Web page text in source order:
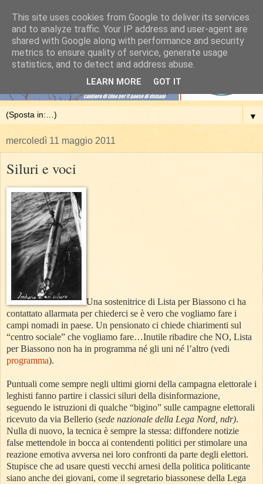
▼
mercoledì 11 maggio 2011
Siluri e voci
Una sostenitrice di Lista per Biassono ci ha
contattato allarmata per chiederci se è vero che vogliamo fare i
campi nomadi in paese. Un pensionato ci chiede chiarimenti sul
“centro sociale” che vogliamo fare…Inutile ribadire che NO, Lista
per Biassono non ha in programma né gli uni né l’altro (vedi
programma).
Puntuali come sempre negli ultimi giorni della campagna elettorale i
leghisti fanno partire i classici siluri della disinformazione,
seguendo le istruzioni di qualche “bigino” sulle campagne elettorali
ricevuto da via Bellerio (sede nazionale della Lega Nord, ndr).
Nulla di nuovo, la tecnica è sempre la stessa: diffondere notizie
false mettendole in bocca ai contendenti politici per stimolare una
reazione emotiva avversa nei loro confronti da parte degli elettori.
Stupisce che ad usare questi vecchi arnesi della politica politicante
siano anche dei giovani, come il segretario biassonese della Lega
This site uses cookies from Google to deliver its services
and to analyze traffic. Your IP address and user-agent are
shared with Google along with performance and security
metrics to ensure quality of service, generate usage
statistics, and to detect and address abuse.
LEARN MORE GOT IT